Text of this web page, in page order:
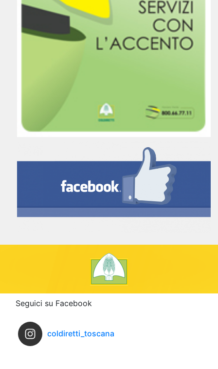
Seguici su Facebook
coldiretti_toscana